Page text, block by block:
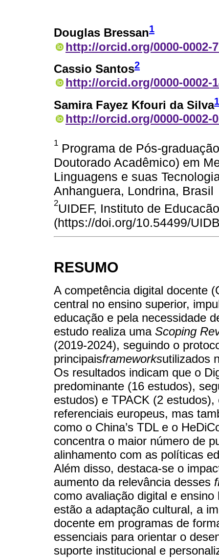
Douglas Bressan1
http://orcid.org/0000-0002-
Cassio Santos2
http://orcid.org/0000-0002-
Samira Fayez Kfouri da Silva1
http://orcid.org/0000-0002-
1 Programa de Pós-
Doutorado Acadêmico) em
Linguagens e suas
Anhanguera, Londrina, Brasil
2UIDEF, Instituto de
(https://doi.org/10.54499/
RESUMO
A competência digital docente
central no ensino superior,
educação e pela necessidade
estudo realiza uma Scoping
(2019-2024), seguindo o
principaisframeworksutilizados
Os resultados indicam que o
predominante (16 estudos),
estudos) e TPACK (2
referenciais europeus, mas
como o China’s TDL e o
concentra o maior número de
alinhamento com as políticas
Além disso, destaca-se o
aumento da relevância desses
como avaliação digital e
estão a adaptação cultural, a
docente em programas de
essenciais para orientar o
suporte institucional e